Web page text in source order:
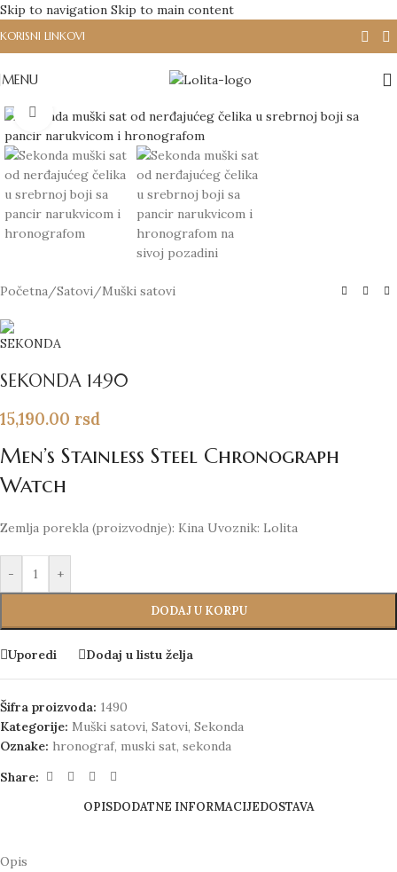
Skip to navigation Skip to main content
KORISNI LINKOVI
MENU
Click to enlarge
Početna/Satovi/Muški satovi
SEKONDA 1490
15,190.00 rsd
Men’s Stainless Steel Chronograph
Watch
Zemlja porekla (proizvodnje): Kina Uvoznik: Lolita
- +
DODAJ U KORPU
Uporedi Dodaj u listu želja
Šifra proizvoda: 1490
Kategorije: Muški satovi, Satovi, Sekonda
Oznake: hronograf, muski sat, sekonda
Share:
OPISDODATNE INFORMACIJEDOSTAVA
Opis